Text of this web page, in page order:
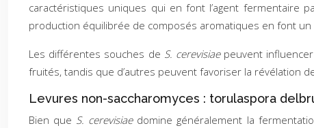
caractéristiques uniques qui en font l’agent fermentaire
production équilibrée de composés aromatiques en font
Les différentes souches de S. cerevisiae peuvent
fruités, tandis que d’autres peuvent favoriser la révélation
Levures non-saccharomyces : torulaspora
Bien que S. cerevisiae domine généralement la